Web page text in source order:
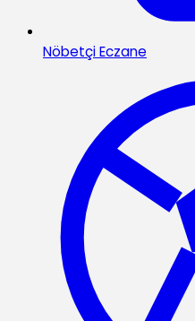
Nöbetçi Eczane